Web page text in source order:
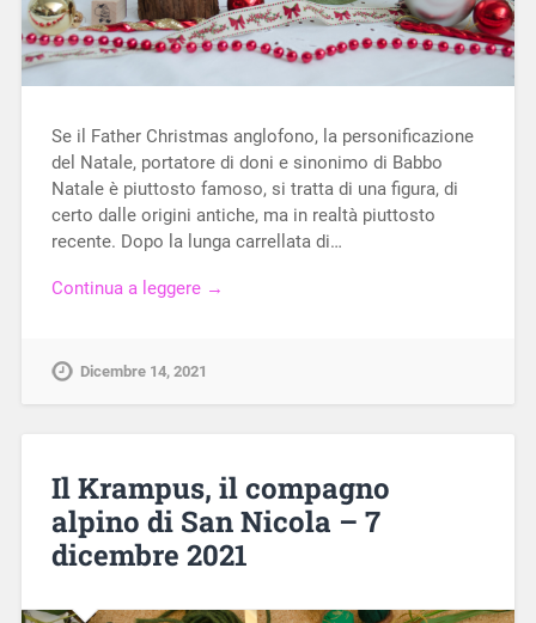
Se il Father Christmas anglofono, la personificazione
del Natale, portatore di doni e sinonimo di Babbo
Natale è piuttosto famoso, si tratta di una figura, di
certo dalle origini antiche, ma in realtà piuttosto
recente. Dopo la lunga carrellata di…
Continua a leggere →
Dicembre 14, 2021
Il Krampus, il compagno
alpino di San Nicola – 7
dicembre 2021